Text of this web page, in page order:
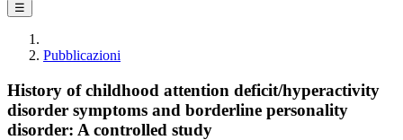
☰
Pubblicazioni
History of childhood attention deficit/hyperactivity
disorder symptoms and borderline personality
disorder: A controlled study